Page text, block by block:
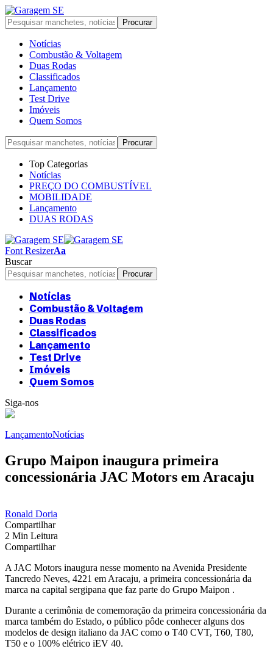
Notícias
Combustão & Voltagem
Duas Rodas
Classificados
Lançamento
Test Drive
Imóveis
Quem Somos
Top Categorias
Notícias
PREÇO DO COMBUSTÍVEL
MOBILIDADE
Lançamento
DUAS RODAS
Font ResizerAa
Buscar
Notícias
Combustão & Voltagem
Duas Rodas
Classificados
Lançamento
Test Drive
Imóveis
Quem Somos
Siga-nos
LançamentoNotícias
Grupo Maipon inaugura primeira
concessionária JAC Motors em Aracaju
Ronald Doria
Compartilhar
2 Min Leitura
Compartilhar
A JAC Motors inaugura nesse momento na Avenida Presidente
Tancredo Neves, 4221 em Aracaju, a primeira concessionária da
marca na capital sergipana que faz parte do Grupo Maipon .
Durante a cerimônia de comemoração da primeira concessionária da
marca também do Estado, o público pôde conhecer alguns dos
modelos de design italiano da JAC como o T40 CVT, T60, T80,
T50 e o 100% elétrico iEV 40.